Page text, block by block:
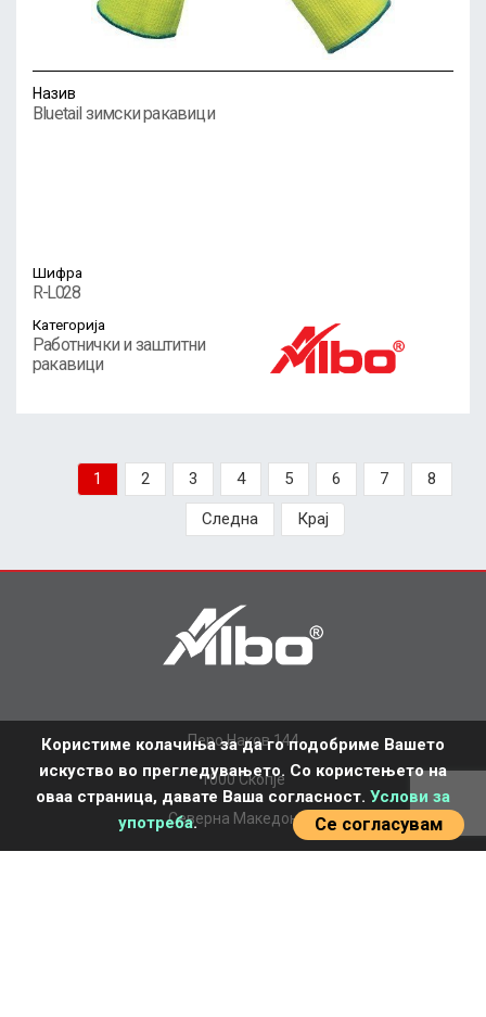
Назив
Bluetail зимски ракавици
Шифра
R-L028
Категорија
Работнички и заштитни
ракавици
1 2 3 4 5 6 7 8
Следна Крај
Перо Наков 144
1000 Скопје
Северна Македонија
Користиме колачиња за да го подобриме Вашето
искуство во прегледувањето. Со користењето на
оваа страница, давате Ваша согласност. Услови за
употреба. Се согласувам